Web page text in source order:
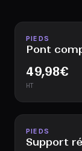
Disponible
PIEDS
Pont
49,98€
HT
Disponible
PIEDS
Support